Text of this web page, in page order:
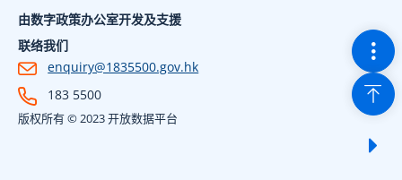
切
回到
由数字政策办公室开发及支援
联络我们
enquiry@1835500.gov.hk
183 5500
版权所有 © 2023 开放数据平台